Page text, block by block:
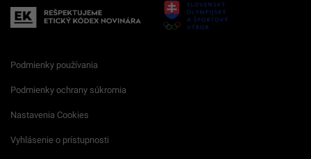
Podmienky používania
Podmienky ochrany súkromia
Nastavenia Cookies
Vyhlásenie o prístupnosti